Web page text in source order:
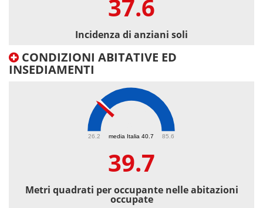
37.6
Incidenza di anziani soli
CONDIZIONI ABITATIVE ED
INSEDIAMENTI
media Italia 40.7
26.2 85.6
39.7
Metri quadrati per occupante nelle abitazioni
occupate